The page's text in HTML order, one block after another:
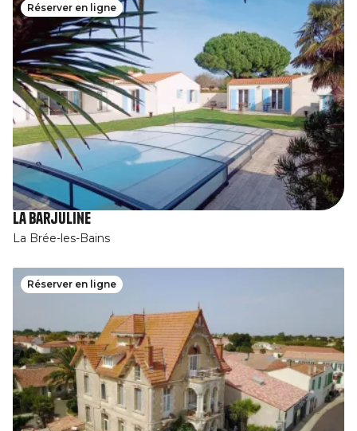
Réserver en ligne
La Barjuline
La Brée-les-Bains
Réserver en ligne